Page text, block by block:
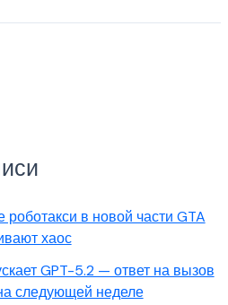
роботакси в новой части GTA
хаос
GPT-5.2 — ответ на вызов
следующей неделе